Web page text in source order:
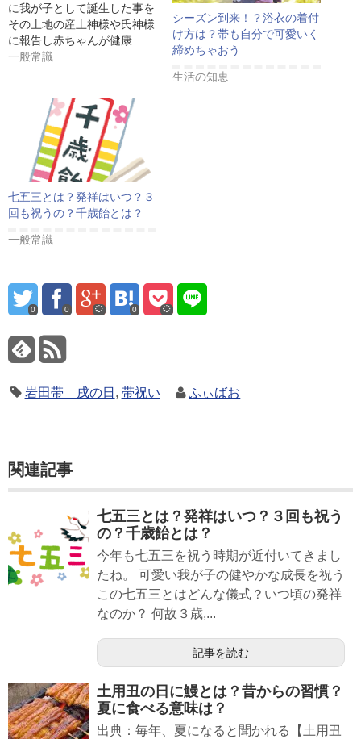
に我が子として誕生した事を
その土地の産土神様や氏神様
に報告し赤ちゃんが健康…
一般常識
シーズン到来！？浴衣の着付
け方は？帯も自分で可愛いく
締めちゃおう
生活の知恵
七五三とは？発祥はいつ？３
回も祝うの？千歳飴とは？
一般常識
0 0 0
岩田帯 戌の日 , 帯祝い ふぃばお
関連記事
七五三とは？発祥はいつ？３回も祝う
の？千歳飴とは？
今年も七五三を祝う時期が近付いてきまし
たね。 可愛い我が子の健やかな成長を祝う
この七五三とはどんな儀式？いつ頃の発祥
なのか？ 何故３歳,...
記事を読む
土用丑の日に鰻とは？昔からの習慣？
夏に食べる意味は？
出典：毎年、夏になると聞かれる【土用丑